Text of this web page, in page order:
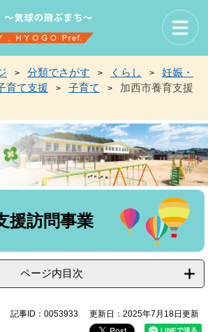
> 分類でさがす > くらし >
妊娠・
育て支援 > 子育て >
加西市養育支援
援訪問事業
ページ内目次
記事ID：0053933 更新日：2025年7月18日更新